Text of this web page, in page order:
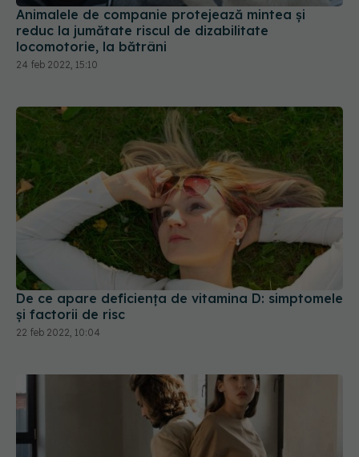
Animalele de companie protejează mintea și
reduc la jumătate riscul de dizabilitate
locomotorie, la bătrâni
24 feb 2022, 15:10
De ce apare deficiența de vitamina D: simptomele
și factorii de risc
22 feb 2022, 10:04